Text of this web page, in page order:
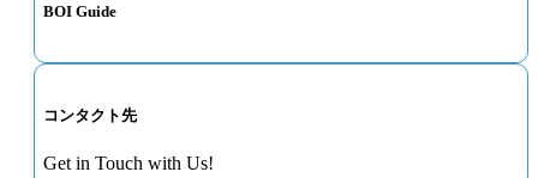
BOI Guide
コンタクト先
Get in Touch with Us!